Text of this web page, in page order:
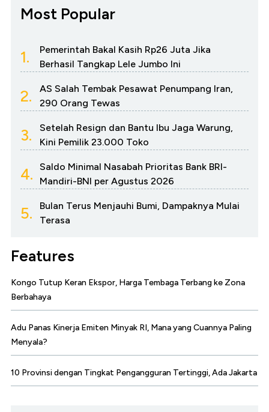
Most Popular
1.
Pemerintah Bakal Kasih Rp26 Juta Jika
Berhasil Tangkap Lele Jumbo Ini
2.
AS Salah Tembak Pesawat Penumpang Iran,
290 Orang Tewas
3.
Setelah Resign dan Bantu Ibu Jaga Warung,
Kini Pemilik 23.000 Toko
4.
Saldo Minimal Nasabah Prioritas Bank BRI-
Mandiri-BNI per Agustus 2026
5.
Bulan Terus Menjauhi Bumi, Dampaknya Mulai
Terasa
Features
Kongo Tutup Keran Ekspor, Harga Tembaga Terbang ke Zona
Berbahaya
Adu Panas Kinerja Emiten Minyak RI, Mana yang Cuannya Paling
Menyala?
10 Provinsi dengan Tingkat Pengangguran Tertinggi, Ada Jakarta